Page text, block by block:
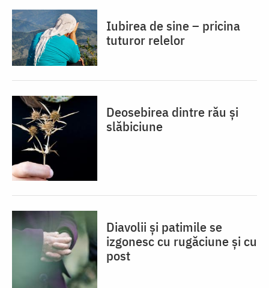
Iubirea de sine – pricina
tuturor relelor
Deosebirea dintre rău și
slăbiciune
Diavolii și patimile se
izgonesc cu rugăciune și cu
post